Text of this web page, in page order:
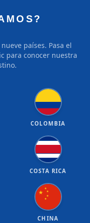
países. Pasa el
para conocer nuestra
COLOMBIA
COSTA RICA
★
★
★
★
★
CHINA